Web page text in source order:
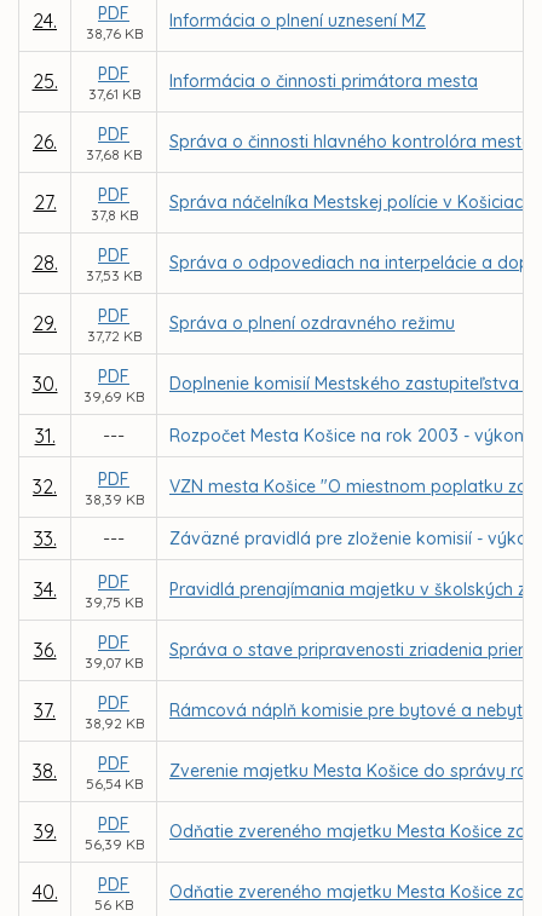
24. PDF
38,76 KB
Informácia o plnení uznesení MZ
25. PDF
37,61 KB
Informácia o činnosti primátora mesta
26. PDF
37,68 KB
Správa o činnosti hlavného kontrolóra mesta
27. PDF
37,8 KB
Správa náčelníka Mestskej polície v Košiciach
28. PDF
37,53 KB
Správa o odpovediach na interpelácie a
29. PDF
37,72 KB
Správa o plnení ozdravného režimu
30. PDF
39,69 KB
Doplnenie komisií Mestského zastupiteľstva v
31. --- Rozpočet Mesta Košice na rok 2003 - výkon
32. PDF
38,39 KB
VZN mesta Košice "O miestnom poplatku za
33. --- Záväzné pravidlá pre zloženie komisií -
34. PDF
39,75 KB
Pravidlá prenajímania majetku v školských
36. PDF
39,07 KB
Správa o stave pripravenosti zriadenia
37. PDF
38,92 KB
Rámcová náplň komisie pre bytové a
38. PDF
56,54 KB
Zverenie majetku Mesta Košice do správy
39. PDF
56,39 KB
Odňatie zvereného majetku Mesta Košice zo
40. PDF
56 KB
Odňatie zvereného majetku Mesta Košice zo